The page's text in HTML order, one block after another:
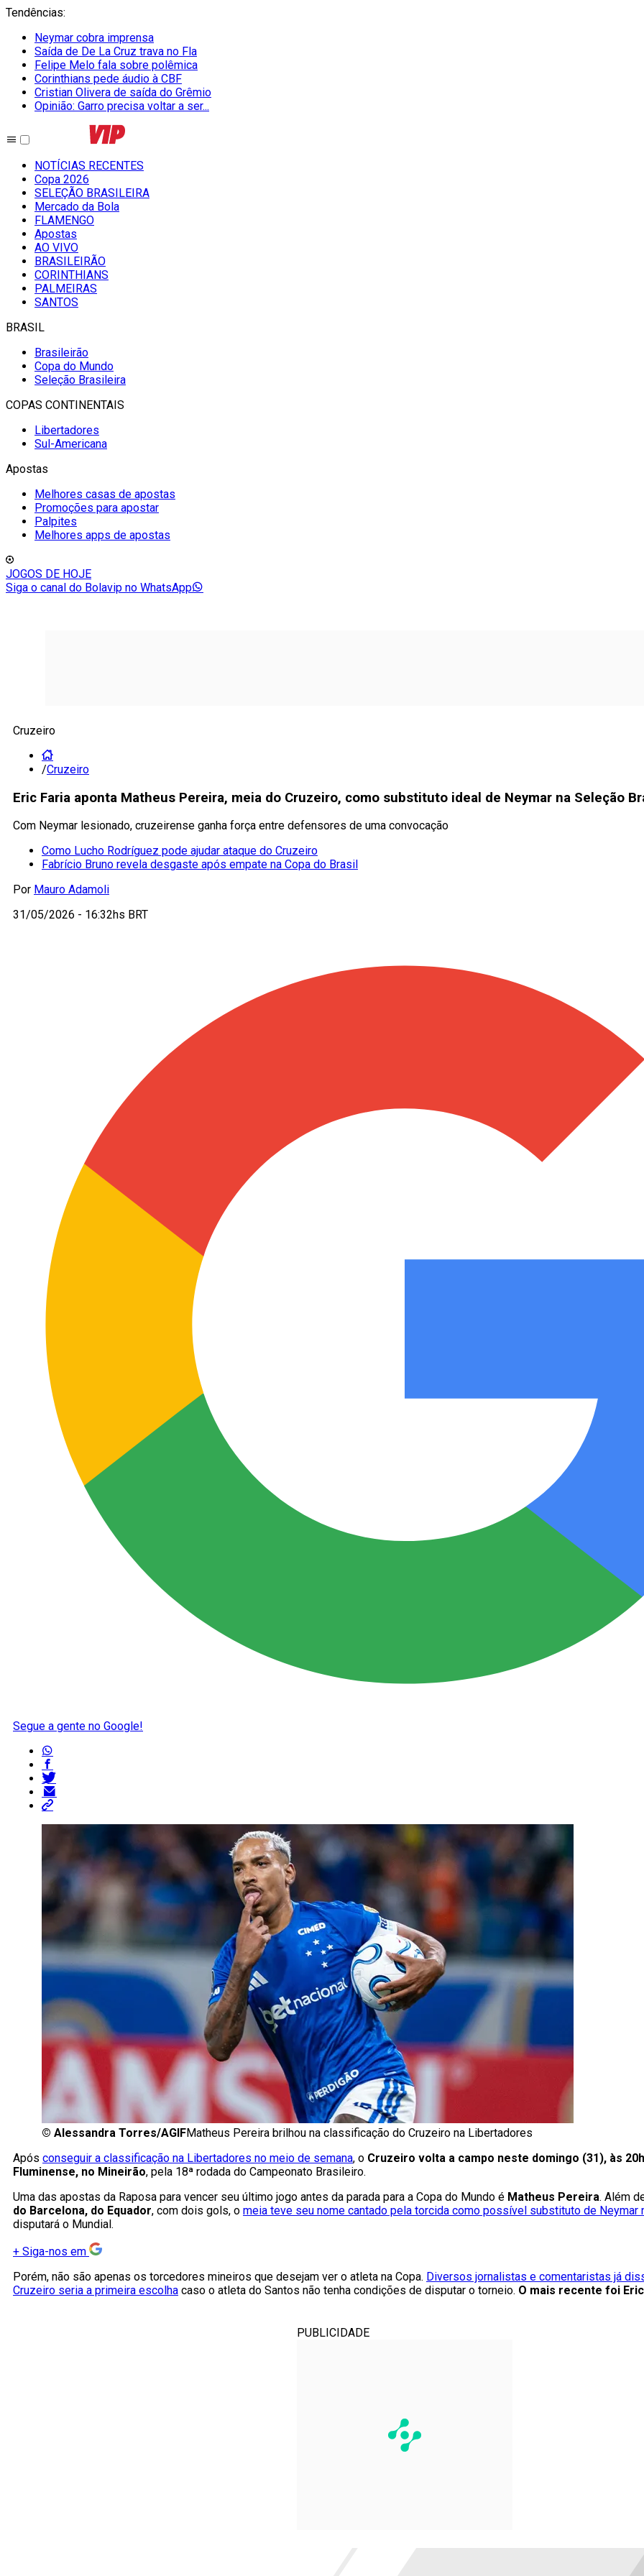
Tendências:
Neymar cobra imprensa
Saída de De La Cruz trava no Fla
Felipe Melo fala sobre polêmica
Corinthians pede áudio à CBF
Cristian Olivera de saída do Grêmio
Opinião: Garro precisa voltar a ser...
NOTÍCIAS RECENTES
Copa 2026
SELEÇÃO BRASILEIRA
Mercado da Bola
FLAMENGO
Apostas
AO VIVO
BRASILEIRÃO
CORINTHIANS
PALMEIRAS
SANTOS
BRASIL
Brasileirão
Copa do Mundo
Seleção Brasileira
COPAS CONTINENTAIS
Libertadores
Sul-Americana
Apostas
Melhores casas de apostas
Promoções para apostar
Palpites
Melhores apps de apostas
JOGOS DE HOJE
Siga o canal do Bolavip no WhatsApp
Cruzeiro
/Cruzeiro
Eric Faria aponta Matheus Pereira, meia do Cruzeiro, como substituto ideal de Neymar na Seleção
Com Neymar lesionado, cruzeirense ganha força entre defensores de uma convocação
Como Lucho Rodríguez pode ajudar ataque do Cruzeiro
Fabrício Bruno revela desgaste após empate na Copa do Brasil
Por Mauro Adamoli
31/05/2026 - 16:32hs BRT
Segue a gente no Google!
© Alessandra Torres/AGIFMatheus Pereira brilhou na classificação do Cruzeiro na Libertadores
Após conseguir a classificação na Libertadores no meio de semana, o Cruzeiro volta a campo neste domingo (31), às
Fluminense, no Mineirão, pela 18ª rodada do Campeonato Brasileiro.
Uma das apostas da Raposa para vencer seu último jogo antes da parada para a Copa do Mundo é Matheus Pereira. Além
do Barcelona, do Equador, com dois gols, o meia teve seu nome cantado pela torcida como possível substituto de Neymar
disputará o Mundial.
+ Siga-nos em
Porém, não são apenas os torcedores mineiros que desejam ver o atleta na Copa. Diversos jornalistas e comentaristas já
Cruzeiro seria a primeira escolha caso o atleta do Santos não tenha condições de disputar o torneio. O mais recente foi
PUBLICIDADE